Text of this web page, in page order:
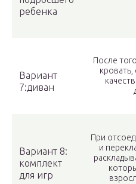
ребенка
Вариант
7:диван
После
Вариант 8:
комплект
для игр
При
и